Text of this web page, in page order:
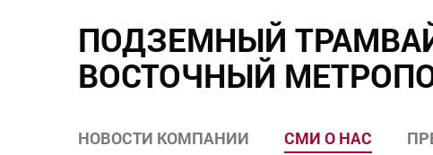
ПОДЗЕМНЫЙ
ВОСТОЧНЫЙ
НОВОСТИ КОМПАНИИ СМИ О НАС